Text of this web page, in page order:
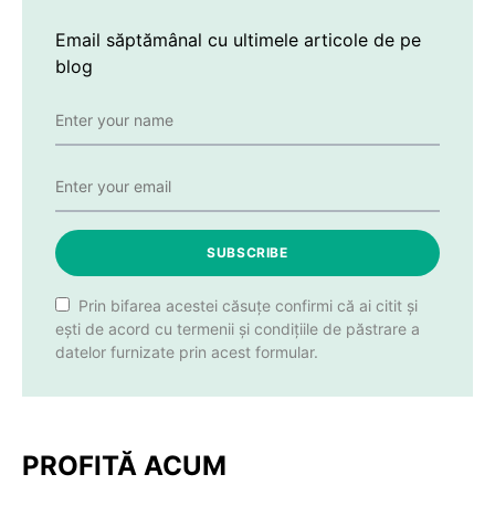
Email săptămânal cu ultimele articole de pe
blog
SUBSCRIBE
Prin bifarea acestei căsuțe confirmi că ai citit și
ești de acord cu termenii și condițiile de păstrare a
datelor furnizate prin acest formular.
PROFITĂ ACUM